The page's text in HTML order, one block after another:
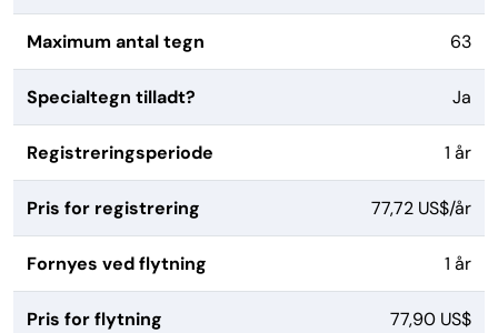
Maximum antal tegn 63
Specialtegn tilladt? Ja
Registreringsperiode 1 år
Pris for registrering 77,72 US$/år
Fornyes ved flytning 1 år
Pris for flytning 77,90 US$